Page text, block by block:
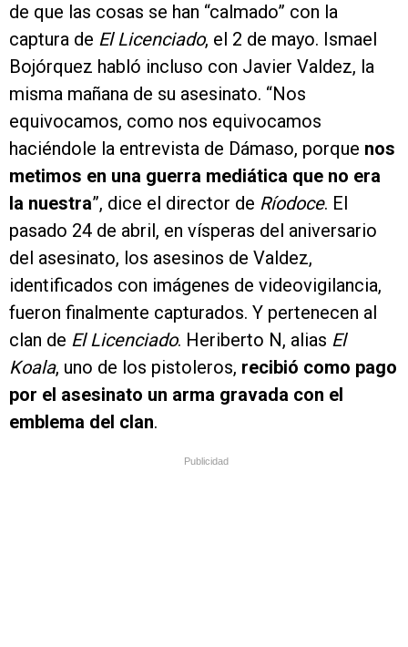
de que las cosas se han “calmado” con la
captura de El Licenciado, el 2 de mayo. Ismael
Bojórquez habló incluso con Javier Valdez, la
misma mañana de su asesinato. “Nos
equivocamos, como nos equivocamos
haciéndole la entrevista de Dámaso, porque nos
metimos en una guerra mediática que no era
la nuestra”, dice el director de Ríodoce. El
pasado 24 de abril, en vísperas del aniversario
del asesinato, los asesinos de Valdez,
identificados con imágenes de videovigilancia,
fueron finalmente capturados. Y pertenecen al
clan de El Licenciado. Heriberto N, alias El
Koala, uno de los pistoleros, recibió como pago
por el asesinato un arma gravada con el
emblema del clan.
Publicidad